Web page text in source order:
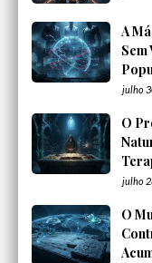
A
julho
O
julho
O